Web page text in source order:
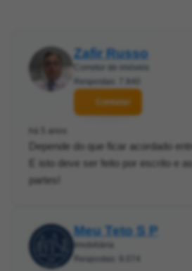
Zafir Russo
Corretor de imóveis
Respostas: 7.840
Contatar
há 5 anos
Depende do que ficar acordado
E isto deve ser feito por escrito e
partes!
Meu Teto S P
Imobiliária
Respostas: 9.074